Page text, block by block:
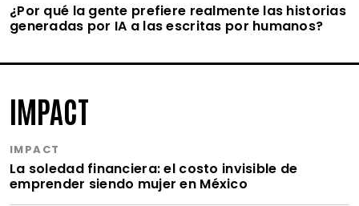
¿Por qué la gente prefiere realmente las historias
generadas por IA a las escritas por humanos?
IMPACT
IMPACT
La soledad financiera: el costo invisible de
emprender siendo mujer en México